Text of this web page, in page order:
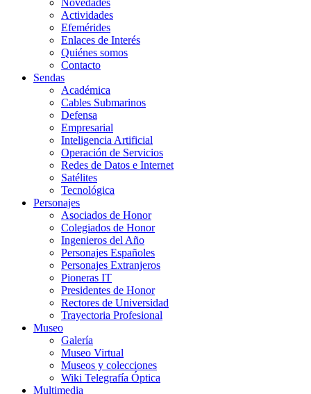
Novedades
Actividades
Efemérides
Enlaces de Interés
Quiénes somos
Contacto
Sendas
Académica
Cables Submarinos
Defensa
Empresarial
Inteligencia Artificial
Operación de Servicios
Redes de Datos e Internet
Satélites
Tecnológica
Personajes
Asociados de Honor
Colegiados de Honor
Ingenieros del Año
Personajes Españoles
Personajes Extranjeros
Pioneras IT
Presidentes de Honor
Rectores de Universidad
Trayectoria Profesional
Museo
Galería
Museo Virtual
Museos y colecciones
Wiki Telegrafía Óptica
Multimedia